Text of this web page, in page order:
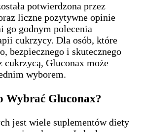
potwierdzona przez
liczne pozytywne opinie
go godnym polecenia
cukrzycy. Dla osób, które
bezpiecznego i skutecznego
cukrzycą, Gluconax może
wyborem.
Wybrać Gluconax?
jest wiele suplementów diety